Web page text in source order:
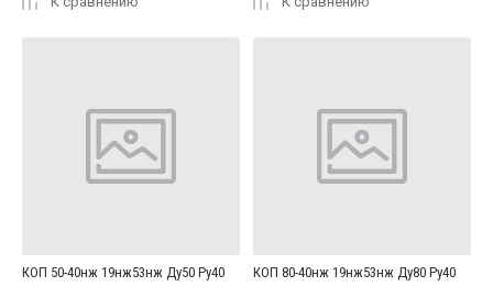
КОП 50-40нж 19нж53нж Ду50 Ру40 КОП 80-40нж 19нж53нж Ду80 Ру40